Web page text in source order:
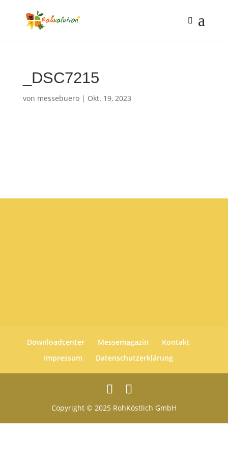
_DSC7215
von messebuero| Okt. 19, 2023
Downloadcenter Messemagazin
Kontakt
Impressum
Datenschutzerklärung
Copyright © 2025 RohKöstlich GmbH